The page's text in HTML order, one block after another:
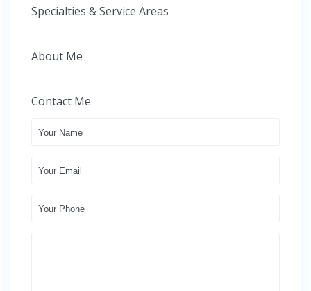
Specialties & Service Areas
About Me
Contact Me